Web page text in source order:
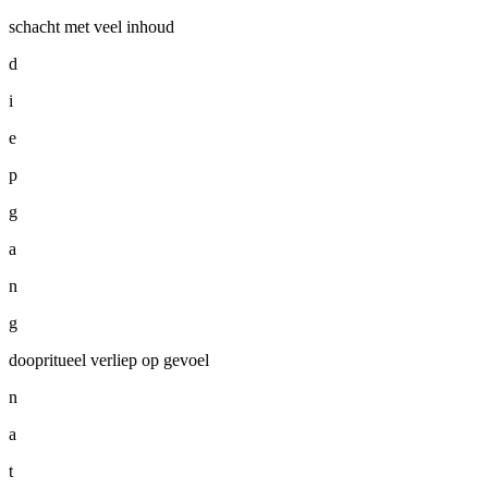
schacht met veel inhoud
d
i
e
p
g
a
n
g
doopritueel verliep op gevoel
n
a
t